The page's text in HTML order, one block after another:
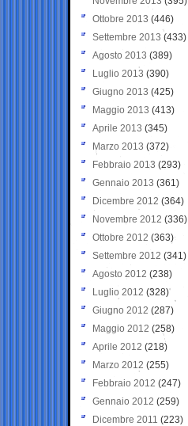
Ottobre 2013 (446)
Settembre 2013 (433)
Agosto 2013 (389)
Luglio 2013 (390)
Giugno 2013 (425)
Maggio 2013 (413)
Aprile 2013 (345)
Marzo 2013 (372)
Febbraio 2013 (293)
Gennaio 2013 (361)
Dicembre 2012 (364)
Novembre 2012 (336)
Ottobre 2012 (363)
Settembre 2012 (341)
Agosto 2012 (238)
Luglio 2012 (328)
Giugno 2012 (287)
Maggio 2012 (258)
Aprile 2012 (218)
Marzo 2012 (255)
Febbraio 2012 (247)
Gennaio 2012 (259)
Dicembre 2011 (223)